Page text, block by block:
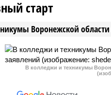
проведения
придут
град.
Воронежской
старт
В колледжи и техникумы